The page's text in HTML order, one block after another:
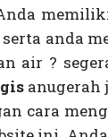
anda
air ?
anugerah
cara